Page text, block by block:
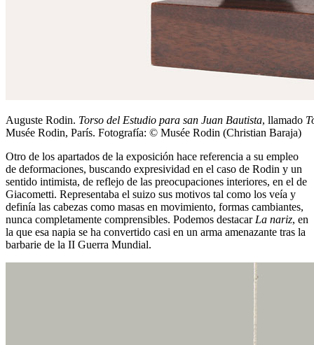
Auguste Rodin. Torso del Estudio para san Juan Bautista, llamado
Musée Rodin, París. Fotografía: © Musée Rodin (Christian Baraja)
Otro de los apartados de la exposición hace referencia a su empleo
de deformaciones, buscando expresividad en el caso de Rodin y un
sentido intimista, de reflejo de las preocupaciones interiores, en el de
Giacometti. Representaba el suizo sus motivos tal como los veía y
definía las cabezas como masas en movimiento, formas cambiantes,
nunca completamente comprensibles. Podemos destacar La nariz, en
la que esa napia se ha convertido casi en un arma amenazante tras la
barbarie de la II Guerra Mundial.